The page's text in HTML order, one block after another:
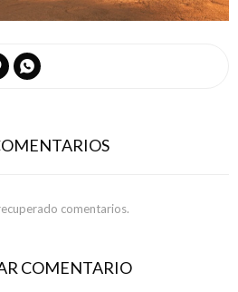

comentarios.
COMENTARIO